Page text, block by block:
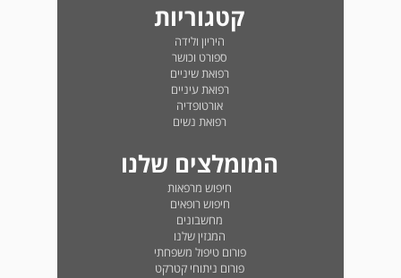
קטגוריות
היריון ולידה
ספורט וכושר
רפואת שיניים
רפואת עיניים
אורטופדיה
רפואת נשים
המומלצים שלנו
חיפוש מרפאות
חיפוש רופאים
מחשבונים
המגזין שלנו
פורום טיפול משפחתי
פורום ניתוחי קטרקט